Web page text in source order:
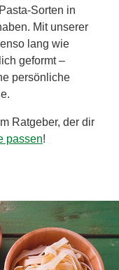
Sorten in
Mit unserer
lang wie
geformt –
persönliche
Ratgeber, der dir
passen!